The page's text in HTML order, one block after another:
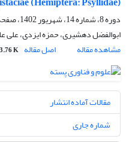
دوره 8، شماره 14، شهریور 1402، صفحه
ابوالفضل دهشیری، حمزه ایزدی، علی
مشاهده مقاله
اصل مقاله K
مقالات آماده انتشار
شماره جاری